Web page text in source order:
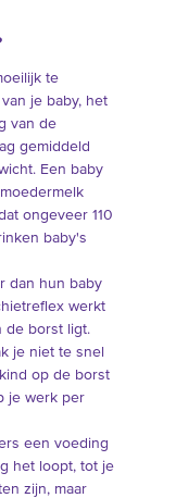
te
je baby, het
van de
gemiddeld
Een baby
ongeveer 110
baby's
dan hun baby
werkt
de borst ligt.
je niet te snel
op de borst
je werk per
een voeding
het loopt, tot je
zijn, maar